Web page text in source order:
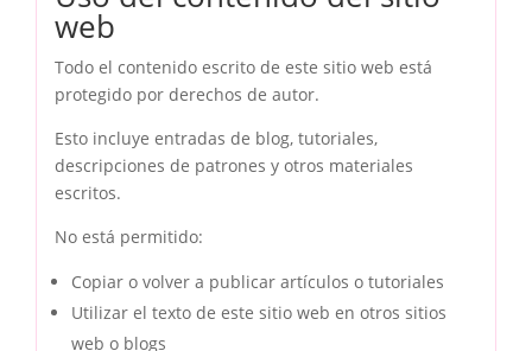
web
Todo el contenido escrito de este sitio web está
protegido por derechos de autor.
Esto incluye entradas de blog, tutoriales,
descripciones de patrones y otros materiales
escritos.
No está permitido:
Copiar o volver a publicar artículos o tutoriales
Utilizar el texto de este sitio web en otros sitios
web o blogs